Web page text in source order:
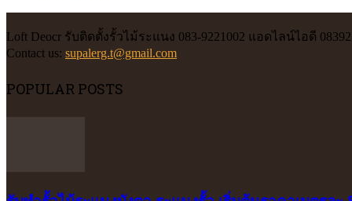
Loft Deocr รับติดตั้งรั้วไม้ระแนง 083-9221002 แอดไลน์ไอดี
Contact us: supalerg.t@gmail.com
POPULAR POSTS